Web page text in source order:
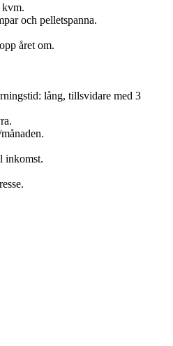
kvm.
och pelletspanna.
året om.
lång, tillsvidare med 3
inkomst.